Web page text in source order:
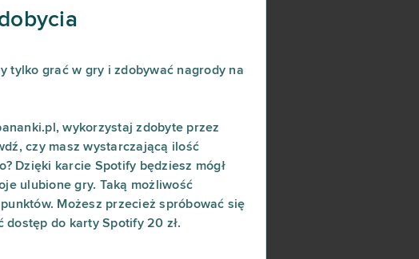
tylko grać w gry i zdobywać nagrody na
wykorzystaj zdobyte przez
czy masz wystarczającą ilość
Dzięki karcie Spotify będziesz mógł
ulubione gry. Taką możliwość
Możesz przecież spróbować się
do karty Spotify 20 zł.